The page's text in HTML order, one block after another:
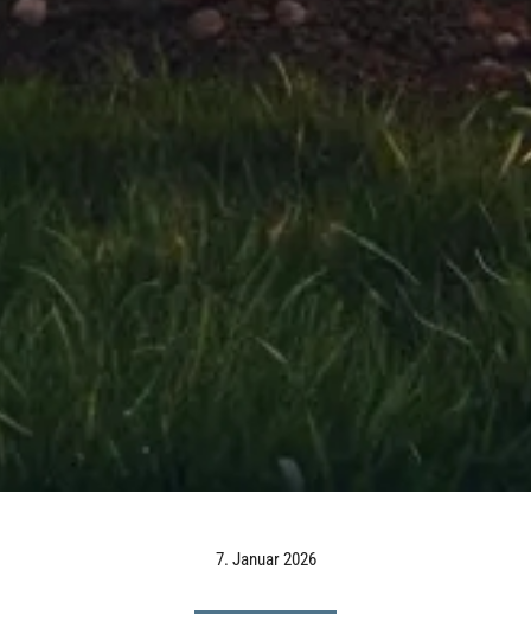
7. Januar 2026